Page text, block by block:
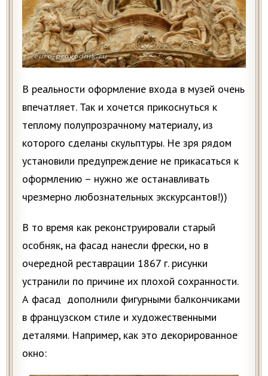
В реальности оформление входа в музей очень
впечатляет. Так и хочется прикоснуться к
теплому полупрозрачному материалу, из
которого сделаны скульптуры. Не зря рядом
установили предупреждение не прикасаться к
оформлению – нужно же останавливать
чрезмерно любознательных экскурсантов!))
В то время как реконструировали старый
особняк, на фасад нанесли фрески, но в
очередной реставрации 1867 г. рисунки
устранили по причине их плохой сохранности.
А фасад дополнили фигурными балкончиками
в французском стиле и художественными
деталями. Например, как это декорированное
окно: